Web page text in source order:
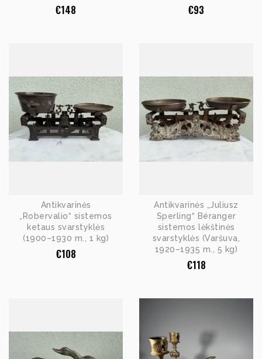
€148 €93
Antikvarinės
„Robervalio“ sistemos
ketaus svarstyklės
(1900–1930 m., 1 kg)
€108
Antikvarinės „Juliusz
Sperling“ Béranger
sistemos lėkštinės
svarstyklės (Varšuva,
1920–1935 m., 5 kg)
€118